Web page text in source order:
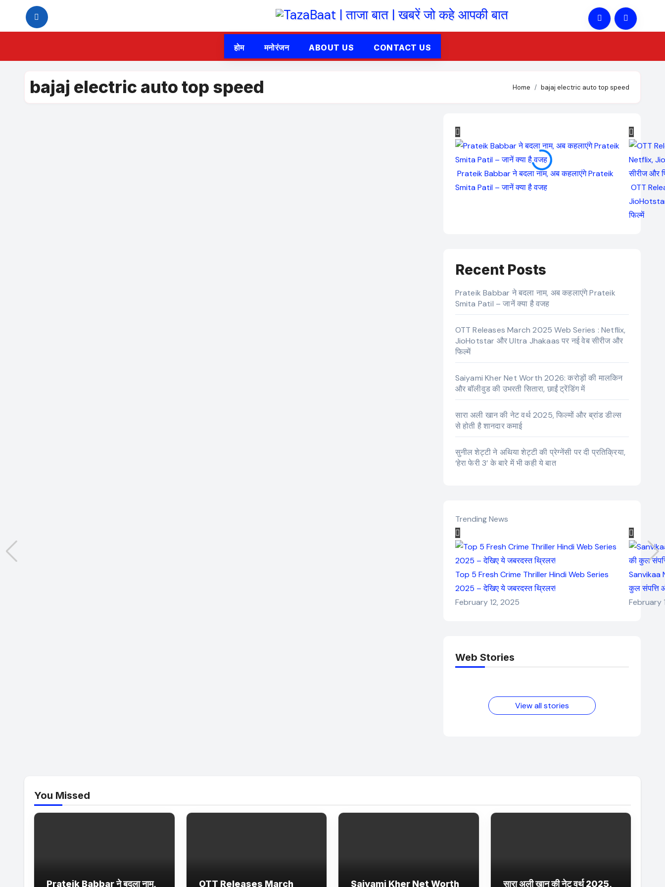
content
होम मनोरंजन ABOUT US CONTACT US
bajaj electric auto top speed Home bajaj electric auto top speed
Prateik Babbar ने बदला नाम, अब कहलाएंगे Prateik
Smita Patil – जानें क्या है वजह
OTT
फिल्में
Recent Posts
Prateik Babbar ने बदला नाम, अब कहलाएंगे Prateik
Smita Patil – जानें क्या है वजह
OTT Releases March 2025 Web Series : Netflix,
JioHotstar और Ultra Jhakaas पर नई वेब सीरीज और
फिल्में
Saiyami Kher Net Worth 2026: करोड़ों की मालकिन
और बॉलीवुड की उभरती सितारा, छाईं ट्रेंडिंग में
सारा अली खान की नेट वर्थ 2025, फिल्मों और ब्रांड डील्स
से होती है शानदार कमाई
सुनील शेट्टी ने अथिया शेट्टी की प्रेग्नेंसी पर दी प्रतिक्रिया,
‘हेरा फेरी 3’ के बारे में भी कही ये बात
Trending News
Top 5 Fresh Crime Thriller Hindi Web Series
2025 – देखिए ये जबरदस्त थ्रिलर!
February 12, 2025
Sanvikaa
कुल संपत्ति
February
Web Stories
Elvish Yadav: एक
आम लड़के से यूट्यूबर
फिल्मों का जादू और
View all stories
You Missed
Prateik Babbar ने बदला नाम, OTT Releases March Saiyami Kher Net Worth सारा अली खान की नेट वर्थ 2025,